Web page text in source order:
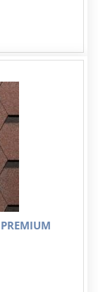
–
735
руб.